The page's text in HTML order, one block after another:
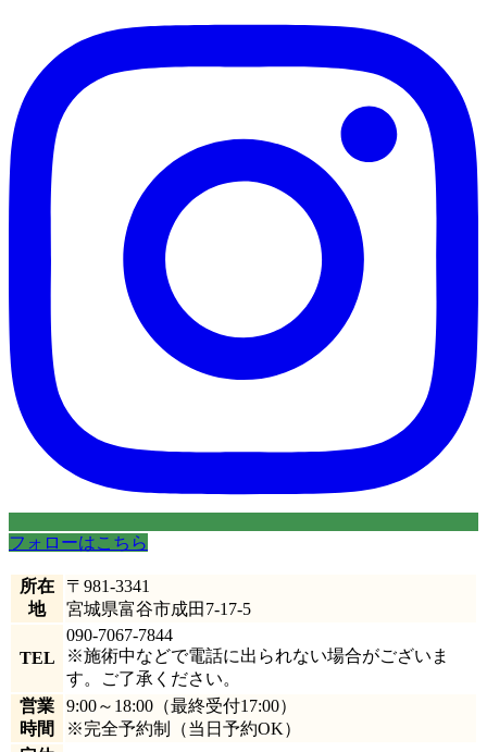
フォローはこちら
所在
地
〒981-3341
宮城県富谷市成田7-17-5
TEL
090-7067-7844
※施術中などで電話に出られない場合がございま
す。ご了承ください。
営業
時間
9:00～18:00 （最終受付17:00）
※完全予約制（当日予約OK）